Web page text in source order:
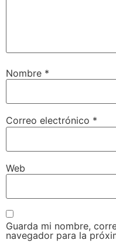
Nombre *
Correo electrónico *
Web
Guarda mi nombre,
navegador para la